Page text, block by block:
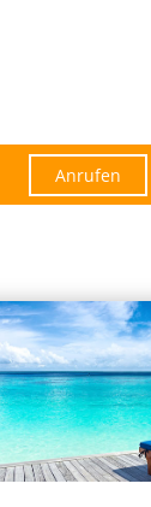
Anrufen